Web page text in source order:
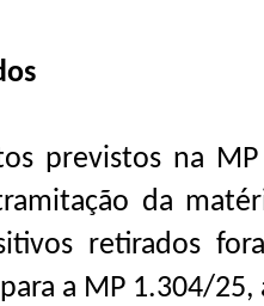
previstos na
da
retirados
a MP 1.304/25,